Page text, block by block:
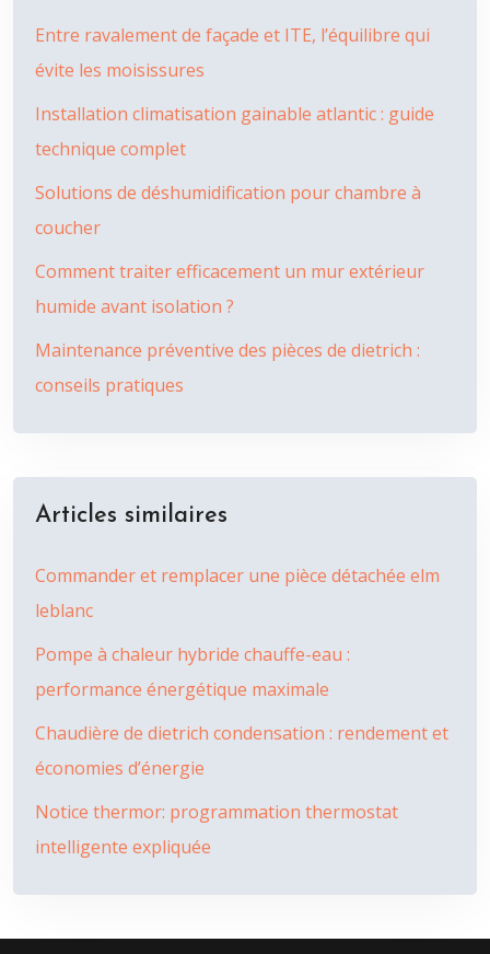
Entre ravalement de façade et ITE, l’équilibre qui
évite les moisissures
Installation climatisation gainable atlantic : guide
technique complet
Solutions de déshumidification pour chambre à
coucher
Comment traiter efficacement un mur extérieur
humide avant isolation ?
Maintenance préventive des pièces de dietrich :
conseils pratiques
Articles similaires
Commander et remplacer une pièce détachée elm
leblanc
Pompe à chaleur hybride chauffe-eau :
performance énergétique maximale
Chaudière de dietrich condensation : rendement et
économies d’énergie
Notice thermor: programmation thermostat
intelligente expliquée